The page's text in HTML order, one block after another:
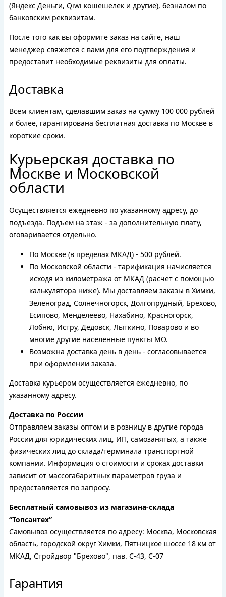
(Яндекс Деньги, Qiwi кошешелек и другие), безналом по
банковским реквизитам.
После того как вы оформите заказ на сайте, наш
менеджер свяжется с вами для его подтверждения и
предоставит необходимые реквизиты для оплаты.
Доставка
Всем клиентам, сделавшим заказ на сумму 100 000 рублей
и более, гарантирована бесплатная доставка по Москве в
короткие сроки.
Курьерская доставка по
Москве и Московской
области
Осуществляется ежедневно по указанному адресу, до
подъезда. Подъем на этаж - за дополнительную плату,
оговаривается отдельно.
По Москве (в пределах МКАД) - 500 рублей.
По Московской области - тарификация начисляется
исходя из километража от МКАД (расчет с помощью
калькулятора ниже). Мы доставляем заказы в Химки,
Зеленоград, Солнечногорск, Долгопрудный, Брехово,
Есипово, Менделеево, Нахабино, Красногорск,
Лобню, Истру, Дедовск, Лыткино, Поварово и во
многие другие населенные пункты МО.
Возможна доставка день в день - согласовывается
при оформлении заказа.
Доставка курьером осуществляется ежедневно, по
указанному адресу.
Доставка по России
Отправляем заказы оптом и в розницу в другие города
России для юридических лиц, ИП, самозанятых, а также
физических лиц до склада/терминала транспортной
компании. Информация о стоимости и сроках доставки
зависит от массогабаритных параметров груза и
предоставляется по запросу.
Бесплатный самовывоз из магазина-склада
“Топсантех”
Самовывоз осуществляется по адресу: Москва, Московская
область, городской округ Химки, Пятницкое шоссе 18 км от
МКАД, Стройдвор "Брехово", пав. С-43, С-07
Гарантия